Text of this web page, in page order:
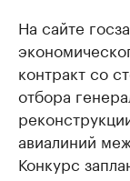
На сайте
контракт со
отбора
авиалиний
Конкурс